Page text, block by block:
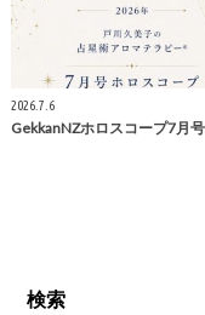
2026.7.6
GekkanNZホロスコープ7月号
検索